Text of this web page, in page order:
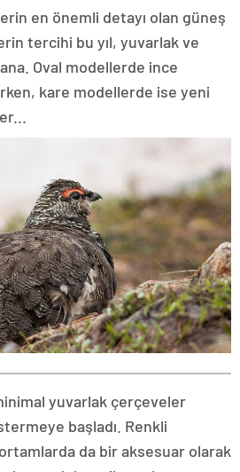
en önemli detayı olan güneş
tercihi bu yıl, yuvarlak ve
Oval modellerde ince
kare modellerde ise yeni
yuvarlak çerçeveler
başladı. Renkli
da bir aksesuar olarak